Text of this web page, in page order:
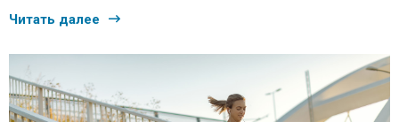
Читать далее